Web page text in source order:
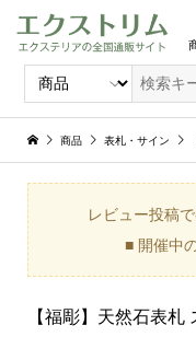
商品 表札・サイン
レビュー投稿
■ 開催中
【福彫】天然石表